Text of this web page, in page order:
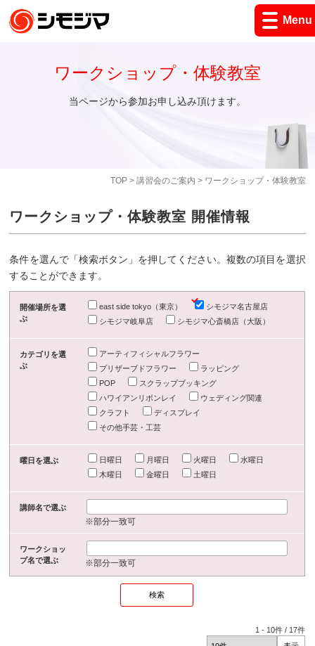
Menu
TOP> 講習会のご案内 > ワークショップ・体験教室
ワークショップ・体験教室
当ページから参加お申し込み頂けます。
ワークショップ・体験教室 開催情報
条件を選んで「検索ボタン」を押してください。複数の項目を選択
することができます。
開催場所を選
ぶ
east side tokyo（東京）
シモジマ名古屋店
シモジマ岐阜店
シモジマ心斎橋店（大阪）
カテゴリを選
ぶ
アーティフィシャルフラワー
プリザーブドフラワー
ラッピング
POP
スクラップブッキング
ハワイアンリボンレイ
ウェディング関連
クラフト
ディスプレイ
その他手芸・工芸
曜日を選ぶ 日曜日 月曜日 火曜日
水曜日
木曜日
金曜日 土曜日
講師名で選ぶ
※部分一致可
ワークショッ
プ名で選ぶ
※部分一致可
1 - 10件 / 17件